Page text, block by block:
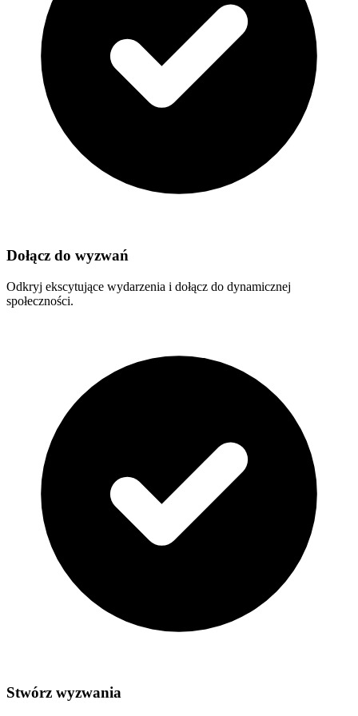
Dołącz do wyzwań
Odkryj ekscytujące wydarzenia i dołącz do dynamicznej
społeczności.
Stwórz wyzwania